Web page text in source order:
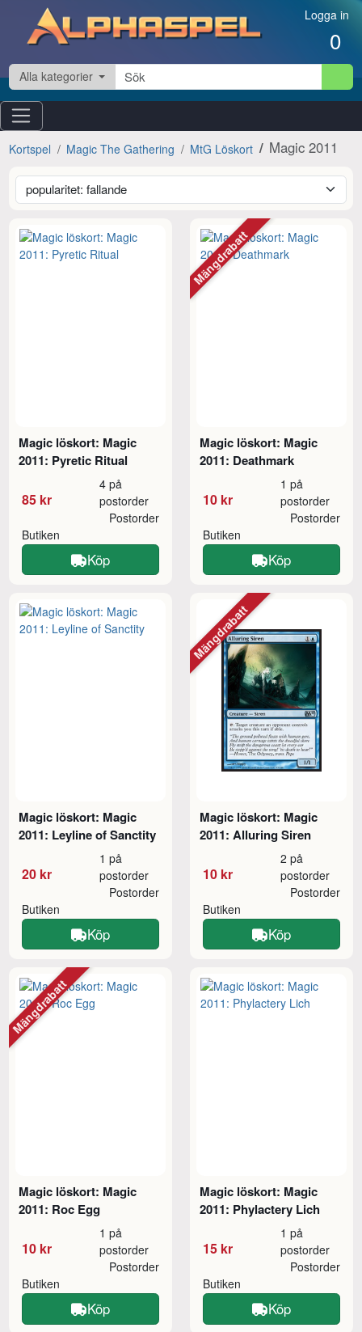
Hoppa till innehåll Logga in
0
Alla kategorier
Kortspel Magic The Gathering MtG Löskort Magic 2011
Magic löskort: Magic
2011: Pyretic Ritual
85 kr
4 på
postorder
Butiken
Postorder
Köp
Magic löskort: Magic
2011: Deathmark
10 kr
1 på
postorder
Butiken
Postorder
Köp
Mängdrabatt
Magic löskort: Magic
2011: Leyline of Sanctity
20 kr
1 på
postorder
Butiken
Postorder
Köp
Magic löskort: Magic
2011: Alluring Siren
10 kr
2 på
postorder
Butiken
Postorder
Köp
Mängdrabatt
Magic löskort: Magic
2011: Roc Egg
10 kr
1 på
postorder
Butiken
Postorder
Köp
Mängdrabatt
Magic löskort: Magic
2011: Phylactery Lich
15 kr
1 på
postorder
Butiken
Postorder
Köp